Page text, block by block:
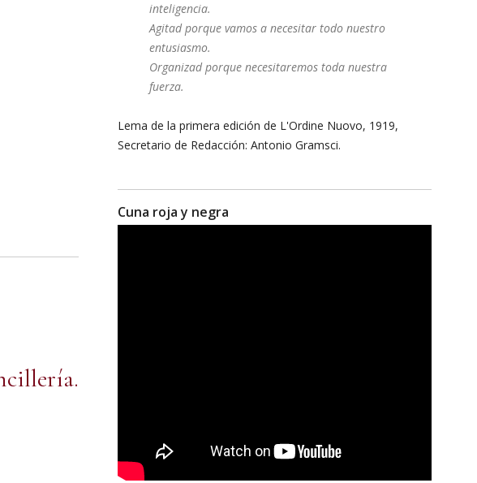
inteligencia.
Agitad porque vamos a necesitar todo nuestro
entusiasmo.
Organizad porque necesitaremos toda nuestra
fuerza.
Lema de la primera edición de L'Ordine Nuovo, 1919,
Secretario de Redacción: Antonio Gramsci.
Cuna roja y negra